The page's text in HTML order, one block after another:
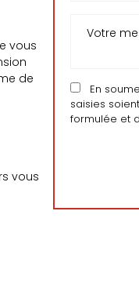
vous
de
vous
En
saisies
formulée et